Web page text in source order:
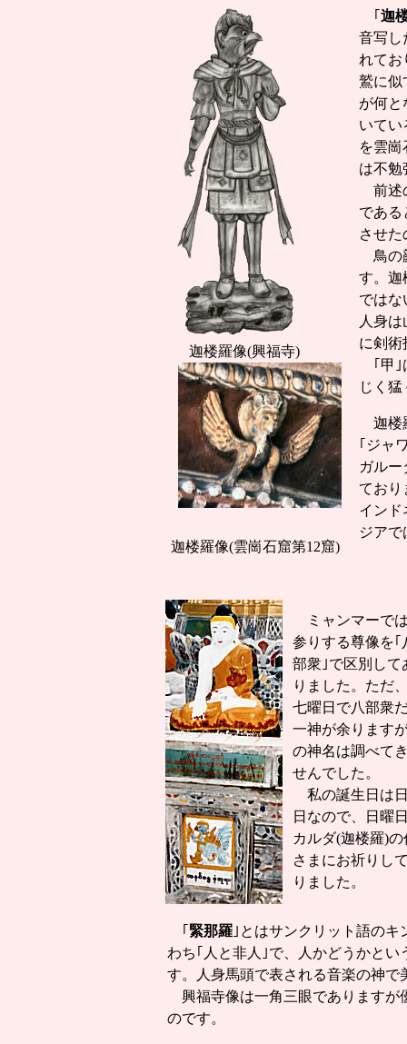
迦楼羅像(興福寺)
迦楼羅像(雲崗石窟第12窟)
｢ 迦
音写し
れてお
鷲に似
が何と
いてい
を雲
は不勉
前述
である
させ
鳥の
す。迦
ではな
人身
に剣
｢甲｣
じく
迦楼
｢ジャ
ガル
ており
インド
ジア
ミャンマーで
参りする尊像を｢
部衆｣で区別して
りました。ただ
七曜日で八部衆
一神が余ります
の神名は調べて
せんでした。
私の誕生日は
日なので、日曜
カルダ(迦楼羅)の
さまにお祈りし
りました。
｢ 緊那羅｣とはサンクリット語のキ
わち｢人と非人｣で、人かどうかと
す。人身馬頭で表される音楽の神で
興福寺像は一角三眼でありますが
のです。